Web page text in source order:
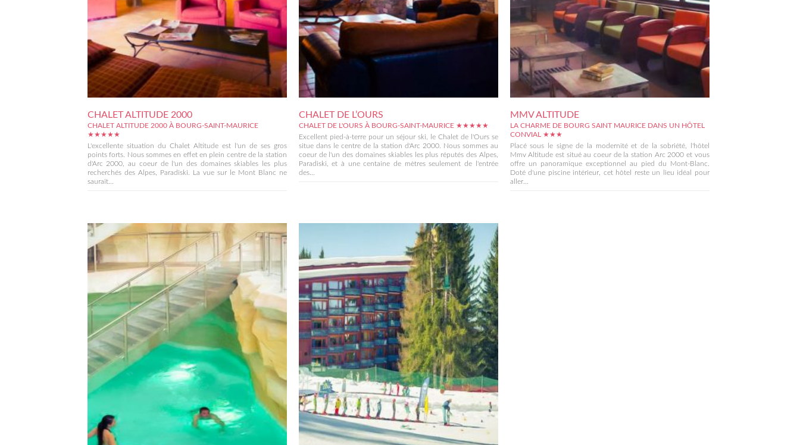
CHALET ALTITUDE 2000
CHALET ALTITUDE 2000 À BOURG-SAINT-MAURICE
★★★★★
L'excellente situation du Chalet Altitude est l'un de ses gros
points forts. Nous sommes en effet en plein centre de la station
d'Arc 2000, au coeur de l'un des domaines skiables les plus
recherchés des Alpes, Paradiski. La vue sur le Mont Blanc ne
saurait...
CHALET DE L’OURS
CHALET DE L'OURS À BOURG-SAINT-MAURICE ★★★★★
Excellent pied-à-terre pour un séjour ski, le Chalet de l'Ours se
situe dans le centre de la station d'Arc 2000. Nous sommes au
coeur de l'un des domaines skiables les plus réputés des Alpes,
Paradiski, et à une centaine de mètres seulement de l'entrée
des...
MMV ALTITUDE
LA CHARME DE BOURG SAINT MAURICE DANS UN HÔTEL
CONVIAL ★★★
Placé sous le signe de la modernité et de la sobriété, l'hôtel
Mmv Altitude est situé au coeur de la station Arc 2000 et vous
offre un panoramique exceptionnel au pied du Mont-Blanc.
Doté d'une piscine intérieur, cet hôtel reste un lieu idéal pour
aller...